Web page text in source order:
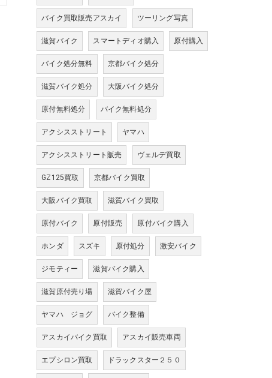
バイク買取販売アスカイ ツーリング写真
滋賀バイク スマートディオ購入 原付購入
バイク処分無料 京都バイク処分
滋賀バイク処分 大阪バイク処分
原付無料処分 バイク無料処分
アクシスストリート ヤマハ
アクシスストリート販売 ヴェルデ買取
GZ125買取 京都バイク買取
大阪バイク買取 滋賀バイク買取
原付バイク 原付販売 原付バイク購入
ホンダ スズキ 原付処分 激安バイク
ジモティー 滋賀バイク購入
滋賀原付売り場 滋賀バイク屋
ヤマハ ジョグ バイク整備
アスカイバイク買取 アスカイ販売車両
エプシロン買取 ドラックスター２５０